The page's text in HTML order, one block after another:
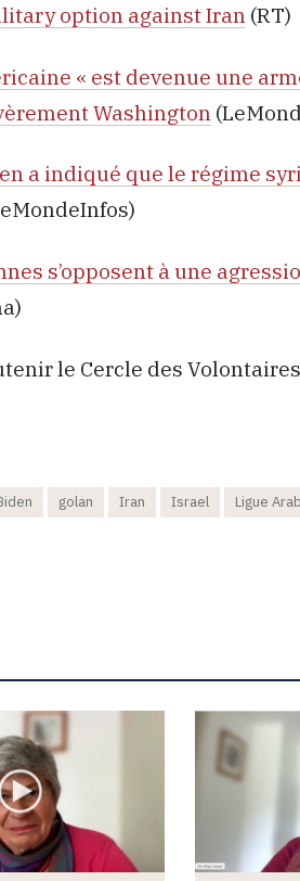
option against Iran (RT)
« est devenue une
Washington
a indiqué que le régime
s’opposent à une
le Cercle des Volontaires
golan Iran Israel Ligue